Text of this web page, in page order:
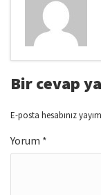
Bir cevap
E-posta hesabınız
Yorum *